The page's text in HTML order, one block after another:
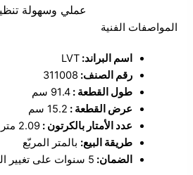
عملي وسهولة
المواصفات الفنية
اسم البراند:LVT
رقم الصنف: 311008
طول القطعة :91.4 سم
عرض القطعة : 15.2 سم
عدد الأمتار بالكرتون :2.09 متر مربع
طريقة البيع: بالمتر المربّع
الضمان: 5 سنوات على تغيير اللون